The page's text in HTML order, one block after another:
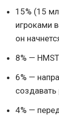
15% (15
игроками
он
8% —
6% —
создавать
4% —